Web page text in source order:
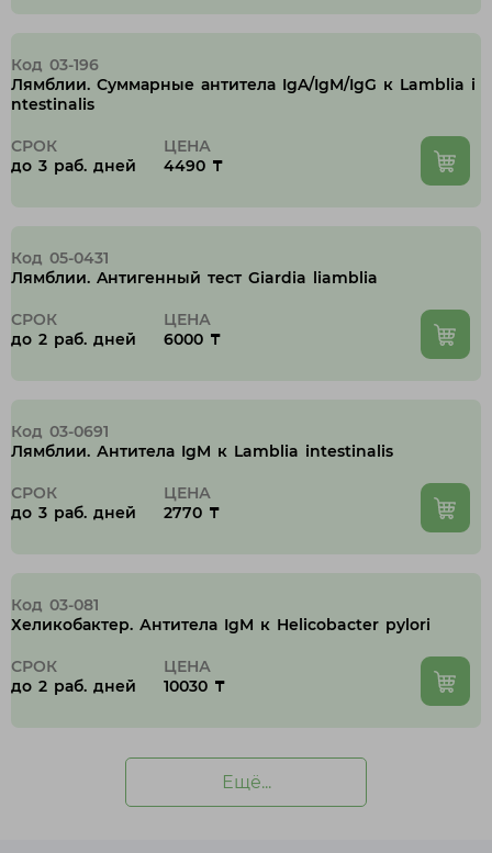
Код 03-196
Лямблии. Суммарные антитела IgA/IgM/IgG к Lamblia i
ntestinalis
СРОК
до 3 раб. дней
ЦЕНА
4490 ₸
Код 05-0431
Лямблии. Aнтигенный тест Giardia liamblia
СРОК
до 2 раб. дней
ЦЕНА
6000 ₸
Код 03-0691
Лямблии. Антитела IgM к Lamblia intestinalis
СРОК
до 3 раб. дней
ЦЕНА
2770 ₸
Код 03-081
Хеликобактер. Антитела IgM к Helicobacter pylori
СРОК
до 2 раб. дней
ЦЕНА
10030 ₸
Ещё...